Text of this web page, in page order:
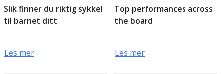
Sykkelcenteret!
Slik finner du riktig sykkel
til barnet ditt
Les mer
CX
Top performances across
the board
Les mer